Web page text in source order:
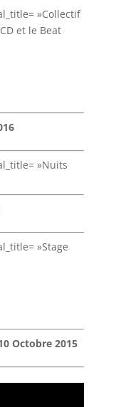
»Collectif
et le Beat
»Nuits
»Stage
Octobre 2015